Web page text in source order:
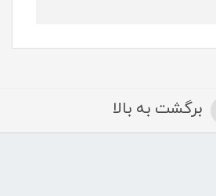
برگشت به بالا